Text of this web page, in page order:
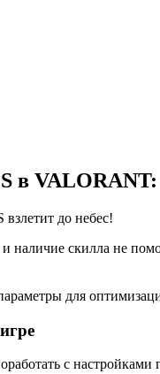
в VALORANT:
до небес!
скилла не
для
с